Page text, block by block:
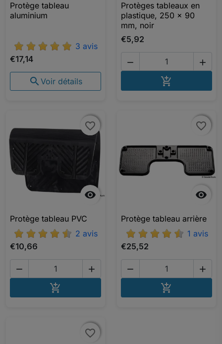
Protège tableau
aluminium
3 avis
€17,14
 Voir détails
Protèges tableaux en
plastique, 250 x 90
mm, noir
€5,92
 


favorite_border
favorite_border
Protège tableau PVC
2 avis
€10,66
 


favorite_border
favorite_border
Protège tableau arrière
1 avis
€25,52
 

favorite_border
favorite_border